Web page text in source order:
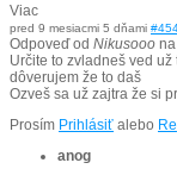
Viac
pred 9 mesiacmi 5 dňami
Odpoveď od Nikusooo
Určite to zvladneš ved
dôverujem že to daš
Ozveš sa už zajtra že si
Prosím Prihlásiť alebo
anog